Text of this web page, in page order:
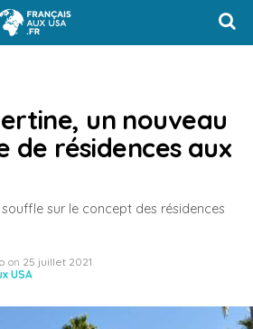
un nouveau
de résidences aux
sur le concept des résidences
on 25 juillet 2021
USA